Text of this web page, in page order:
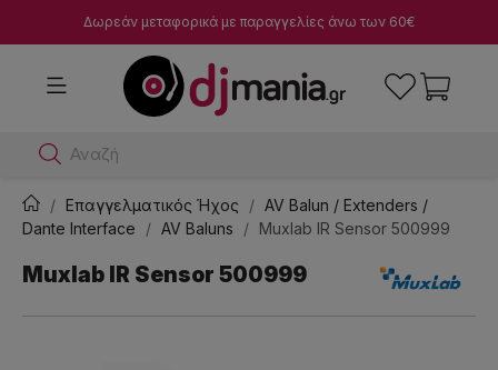
Δωρεάν μεταφορικά με παραγγελίες άνω των 60€
Αναζήτησε dj
Επαγγελματικός Ήχος
AV Balun / Extenders /
Dante Interface
AV Baluns Muxlab IR Sensor 500999
Muxlab IR Sensor 500999